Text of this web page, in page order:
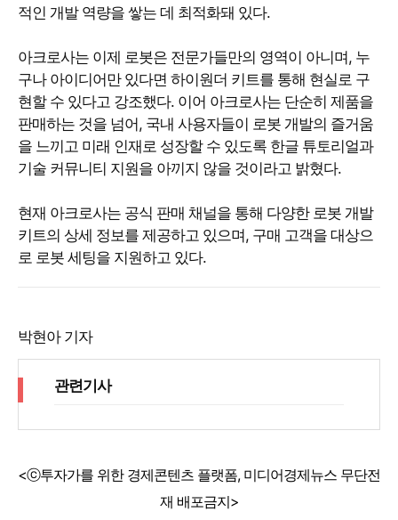
적인 개발 역량을 쌓는 데 최적화돼 있다.
아크로사는 이제 로봇은 전문가들만의 영역이 아니며, 누
구나 아이디어만 있다면 하이원더 키트를 통해 현실로 구
현할 수 있다고 강조했다. 이어 아크로사는 단순히 제품을
판매하는 것을 넘어, 국내 사용자들이 로봇 개발의 즐거움
을 느끼고 미래 인재로 성장할 수 있도록 한글 튜토리얼과
기술 커뮤니티 지원을 아끼지 않을 것이라고 밝혔다.
현재 아크로사는 공식 판매 채널을 통해 다양한 로봇 개발
키트의 상세 정보를 제공하고 있으며, 구매 고객을 대상으
로 로봇 세팅을 지원하고 있다.
박현아 기자
관련기사
<ⓒ투자가를 위한 경제콘텐츠 플랫폼, 미디어경제뉴스 무단전
재 배포금지>